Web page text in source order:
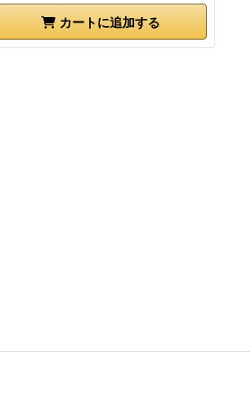
カートに追加する